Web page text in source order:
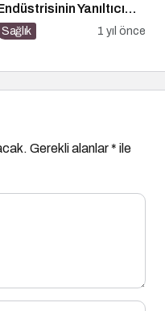
Yanıltıcı
Sağlık 1 yıl önce
Gerekli alanlar* ile